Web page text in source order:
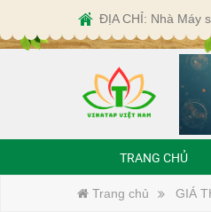
ĐỊA CHỈ: Nhà Máy
TRANG CHỦ
Trang chủ GIÁ